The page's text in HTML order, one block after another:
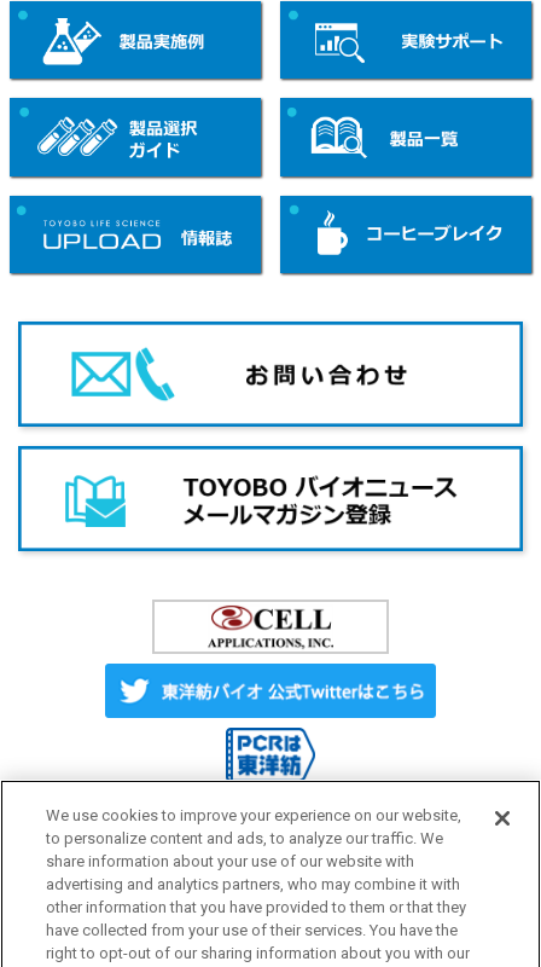
Label License ご利用にあたって
プライバシーポリシー サイトマップ
We use cookies to improve your experience on our website,
to personalize content and ads, to analyze our traffic. We
share information about your use of our website with
advertising and analytics partners, who may combine it with
other information that you have provided to them or that they
have collected from your use of their services. You have the
right to opt-out of our sharing information about you with our